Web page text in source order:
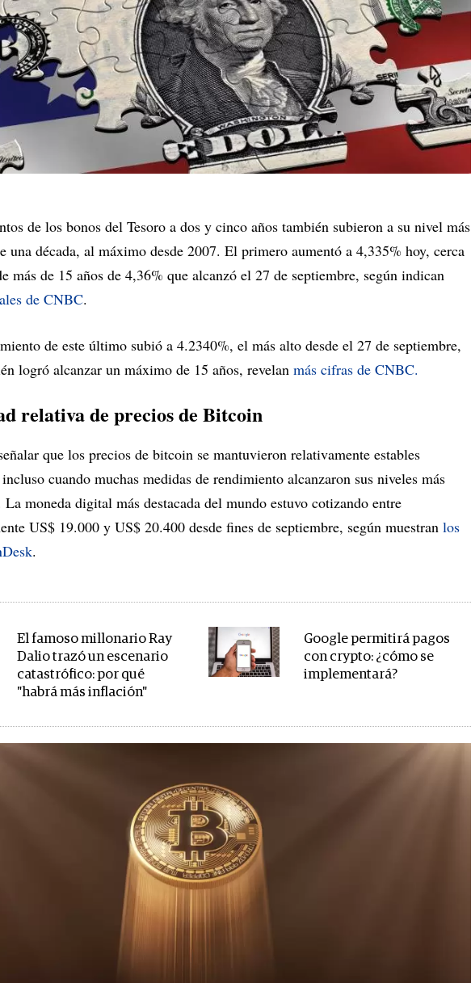
de los bonos del Tesoro a dos y cinco años también subieron a su nivel más
una década, al máximo desde 2007. El primero aumentó a 4,335% hoy, cerca
más de 15 años de 4,36% que alcanzó el 27 de septiembre, según indican
de CNBC.
de este último subió a 4.2340%, el más alto desde el 27 de septiembre,
logró alcanzar un máximo de 15 años, revelan más cifras de CNBC.
relativa de precios de Bitcoin
que los precios de bitcoin se mantuvieron relativamente estables
cuando muchas medidas de rendimiento alcanzaron sus niveles más
La moneda digital más destacada del mundo estuvo cotizando entre
US$ 19.000 y US$ 20.400 desde fines de septiembre, según muestran los
.
El famoso millonario Ray
Dalio trazó un escenario
catastrófico: por qué
"habrá más inflación"
Google permitirá pagos
con crypto: ¿cómo se
implementará?